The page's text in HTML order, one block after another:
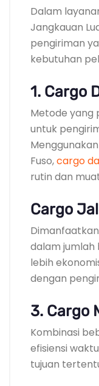
Dalam
Jangkauan
pengiriman
kebutuhan
1. Cargo
Metode yang
untuk
Fuso,cargo
rutin dan
Cargo
dalam jumlah
lebih
dengan
3. Cargo
Kombinasi
efisiensi
tujuan